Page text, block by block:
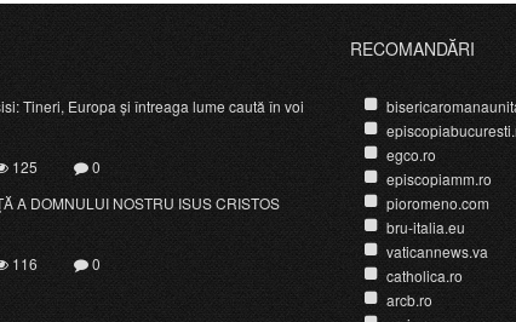
Tineri, Europa și întreaga lume caută în voi
125
0
A DOMNULUI NOSTRU ISUS CRISTOS
116
0
RECOMANDĂRI
egco.ro
episcopiamm.ro
pioromeno.com
bru-italia.eu
vaticannews.va
catholica.ro
arcb.ro